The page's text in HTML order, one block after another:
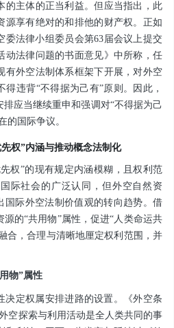
的主体的正当利益。但应当指出，此
源享有绝对的和排他的财产权。正如
委法律小组委员会第63届会议上提交
动法律问题的书面意见》中所称，任
有外空法制体系框架下开展，对外空
违背“不得据为己有”原则。因此，
应当继续重申和强调对“不得据为己
的国际争议。
权”内涵与推动概念法制化
先权”的现有规定内涵模糊，且权利范
际社会的广泛认同，但外空自然资
国际外空法制价值观的转向趋势。借
的“共用物”属性，促进“人类命运共
合，合理与清晰地厘定权利范围，并
物”属性
决定权属安排进路的设置。《外空条
空探索与利用活动是全人类共同的事